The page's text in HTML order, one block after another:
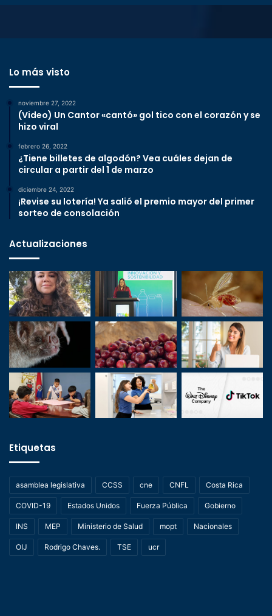
Lo más visto
noviembre 27, 2022
(Video) Un Cantor «cantó» gol tico con el corazón y se
hizo viral
febrero 26, 2022
¿Tiene billetes de algodón? Vea cuáles dejan de
circular a partir del 1 de marzo
diciembre 24, 2022
¡Revise su lotería! Ya salió el premio mayor del primer
sorteo de consolación
Actualizaciones
Etiquetas
asamblea legislativa CCSS cne CNFL Costa Rica
COVID-19 Estados Unidos Fuerza Pública Gobierno
INS MEP Ministerio de Salud mopt Nacionales
OIJ Rodrigo Chaves. TSE ucr